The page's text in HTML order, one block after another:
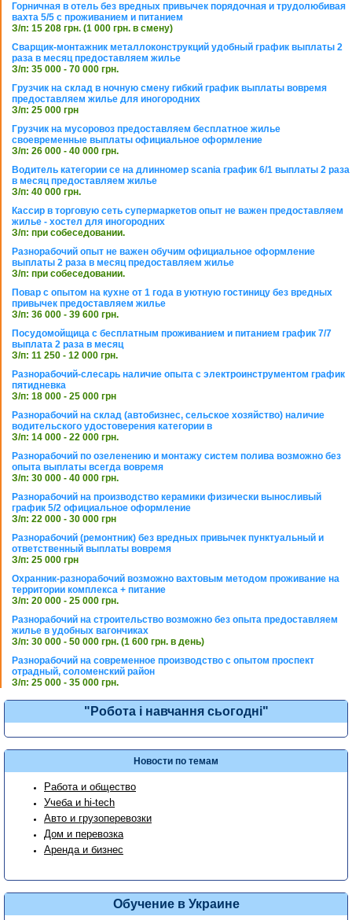
Горничная в отель без вредных привычек порядочная и трудолюбивая
вахта 5/5 с проживанием и питанием
З/п: 15 208 грн. (1 000 грн. в смену)
Сварщик-монтажник металлоконструкций удобный график выплаты 2
раза в месяц предоставляем жилье
З/п: 35 000 - 70 000 грн.
Грузчик на склад в ночную смену гибкий график выплаты вовремя
предоставляем жилье для иногородних
З/п: 25 000 грн
Грузчик на мусоровоз предоставляем бесплатное жилье
своевременные выплаты официальное оформление
З/п: 26 000 - 40 000 грн.
Водитель категории се на длинномер scania график 6/1 выплаты 2 раза
в месяц предоставляем жилье
З/п: 40 000 грн.
Кассир в торговую сеть супермаркетов опыт не важен предоставляем
жилье - хостел для иногородних
З/п: при собеседовании.
Разнорабочий опыт не важен обучим официальное оформление
выплаты 2 раза в месяц предоставляем жилье
З/п: при собеседовании.
Повар с опытом на кухне от 1 года в уютную гостиницу без вредных
привычек предоставляем жилье
З/п: 36 000 - 39 600 грн.
Посудомойщица с бесплатным проживанием и питанием график 7/7
выплата 2 раза в месяц
З/п: 11 250 - 12 000 грн.
Разнорабочий-слесарь наличие опыта с электроинструментом график
пятидневка
З/п: 18 000 - 25 000 грн
Разнорабочий на склад (автобизнес, сельское хозяйство) наличие
водительского удостоверения категории в
З/п: 14 000 - 22 000 грн.
Разнорабочий по озеленению и монтажу систем полива возможно без
опыта выплаты всегда вовремя
З/п: 30 000 - 40 000 грн.
Разнорабочий на производство керамики физически выносливый
график 5/2 официальное оформление
З/п: 22 000 - 30 000 грн
Разнорабочий (ремонтник) без вредных привычек пунктуальный и
ответственный выплаты вовремя
З/п: 25 000 грн
Охранник-разнорабочий возможно вахтовым методом проживание на
территории комплекса + питание
З/п: 20 000 - 25 000 грн.
Разнорабочий на строительство возможно без опыта предоставляем
жилье в удобных вагончиках
З/п: 30 000 - 50 000 грн. (1 600 грн. в день)
Разнорабочий на современное производство с опытом проспект
отрадный, соломенский район
З/п: 25 000 - 35 000 грн.
"Робота і навчання сьогодні"
Новости по темам
Работа и общество
Учеба и hi-tech
Авто и грузоперевозки
Дом и перевозка
Аренда и бизнес
Обучение в Украине